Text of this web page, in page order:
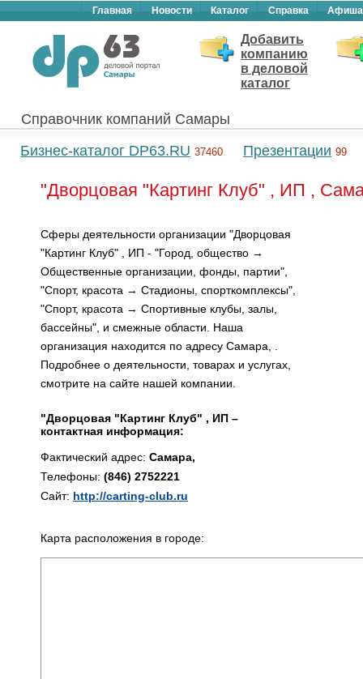
Главная Новости Каталог Справка Афиша
Добавить
компанию
в деловой
каталог
Справочник компаний Самары
Бизнес-каталог DP63.RU 37460 Презентации 99
"Дворцовая "Картинг Клуб" , ИП ,
Сферы деятельности организации "Дворцовая
"Картинг Клуб" , ИП - "Город, общество →
Общественные организации, фонды, партии",
"Спорт, красота → Стадионы, спорткомплексы",
"Спорт, красота → Спортивные клубы, залы,
бассейны", и смежные области. Наша
организация находится по адресу Самара, .
Подробнее о деятельности, товарах и услугах,
смотрите на сайте нашей компании.
"Дворцовая "Картинг Клуб" , ИП –
контактная информация:
Фактический адрес: Самара,
Телефоны: (846) 2752221
Сайт: http://carting-club.ru
Карта расположения в городе: